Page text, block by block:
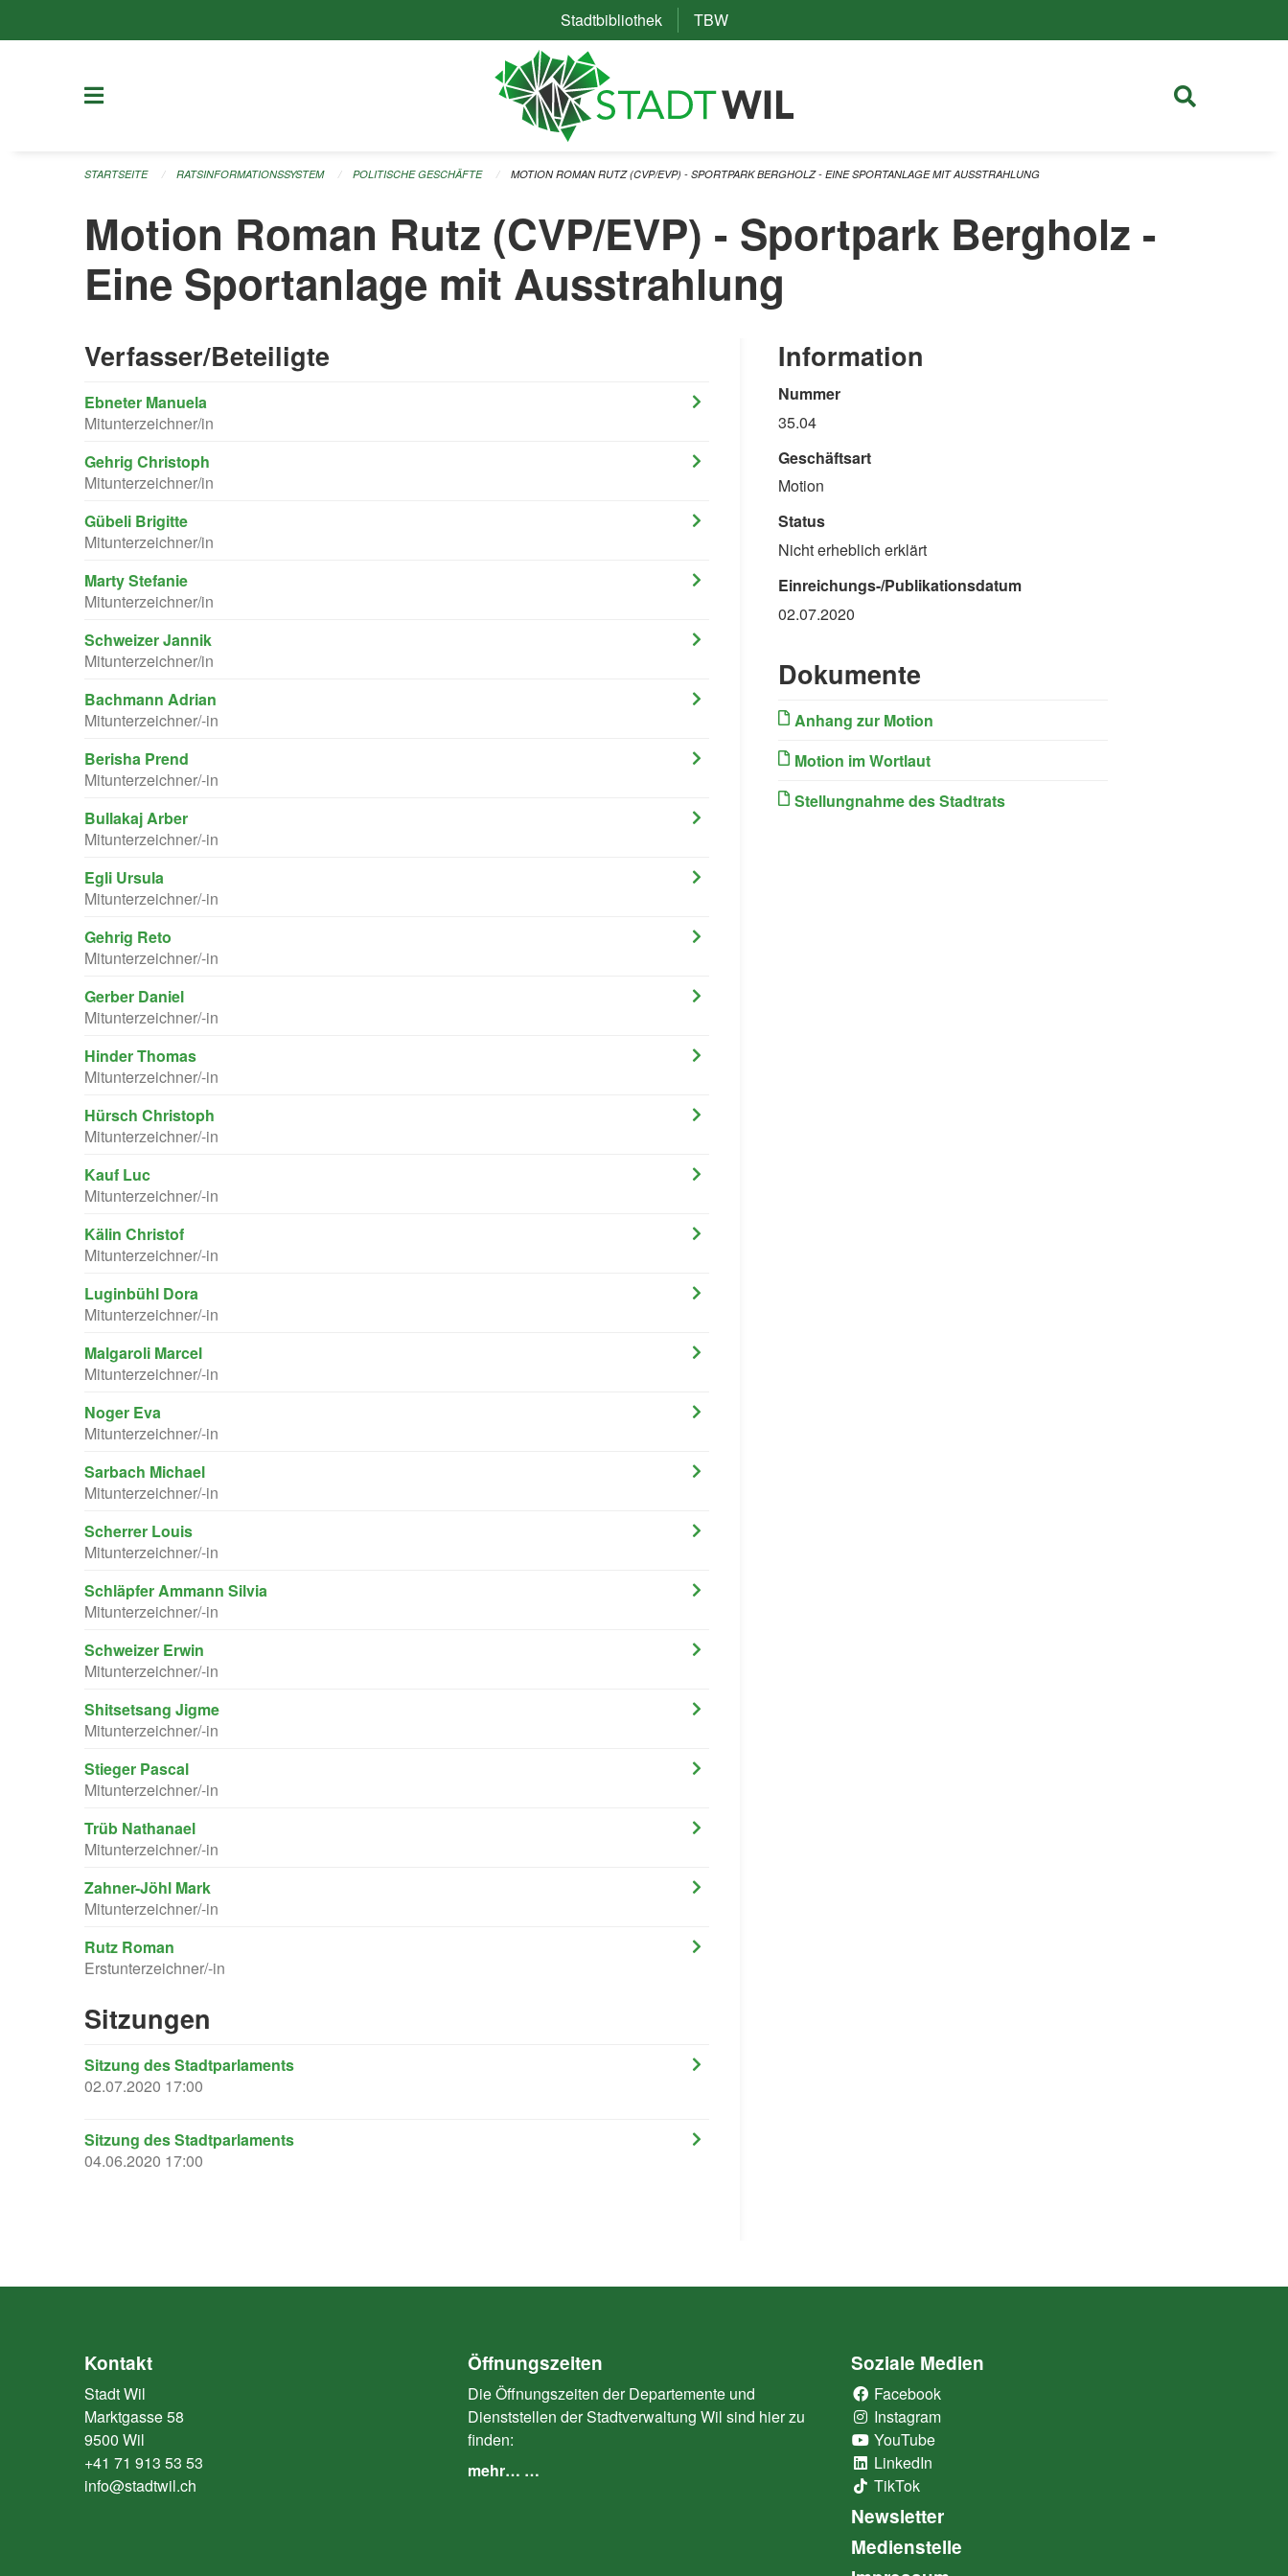
Stadtbibliothek(External Link)
TBW(External Link)
STARTSEITE RATSINFORMATIONSSYSTEM POLITISCHE GESCHÄFTE MOTION ROMAN RUTZ (CVP/EVP) - SPORTPARK BERGHOLZ - EINE SPORTANLAGE MIT AUSSTRAHLUNG
Motion Roman Rutz (CVP/EVP) - Sportpark Bergholz -
Eine Sportanlage mit Ausstrahlung
Verfasser/Beteiligte
Ebneter Manuela
Mitunterzeichner/in
Gehrig Christoph
Mitunterzeichner/in
Gübeli Brigitte
Mitunterzeichner/in
Marty Stefanie
Mitunterzeichner/in
Schweizer Jannik
Mitunterzeichner/in
Bachmann Adrian
Mitunterzeichner/-in
Berisha Prend
Mitunterzeichner/-in
Bullakaj Arber
Mitunterzeichner/-in
Egli Ursula
Mitunterzeichner/-in
Gehrig Reto
Mitunterzeichner/-in
Gerber Daniel
Mitunterzeichner/-in
Hinder Thomas
Mitunterzeichner/-in
Hürsch Christoph
Mitunterzeichner/-in
Kauf Luc
Mitunterzeichner/-in
Kälin Christof
Mitunterzeichner/-in
Luginbühl Dora
Mitunterzeichner/-in
Malgaroli Marcel
Mitunterzeichner/-in
Noger Eva
Mitunterzeichner/-in
Sarbach Michael
Mitunterzeichner/-in
Scherrer Louis
Mitunterzeichner/-in
Schläpfer Ammann Silvia
Mitunterzeichner/-in
Schweizer Erwin
Mitunterzeichner/-in
Shitsetsang Jigme
Mitunterzeichner/-in
Stieger Pascal
Mitunterzeichner/-in
Trüb Nathanael
Mitunterzeichner/-in
Zahner-Jöhl Mark
Mitunterzeichner/-in
Rutz Roman
Erstunterzeichner/-in
Sitzungen
Sitzung des Stadtparlaments
02.07.2020 17:00
Sitzung des Stadtparlaments
04.06.2020 17:00
Information
Nummer
35.04
Geschäftsart
Motion
Status
Nicht erheblich erklärt
Einreichungs-/Publikationsdatum
02.07.2020
Dokumente
Anhang zur Motion
Motion im Wortlaut
Stellungnahme des Stadtrats
Kontakt
Stadt Wil
Marktgasse 58
9500 Wil
+41 71 913 53 53
info@stadtwil.ch
Öffnungszeiten
Die Öffnungszeiten der Departemente und
Dienststellen der Stadtverwaltung Wil sind hier zu
finden:
mehr… …
Soziale Medien
Facebook
Instagram
YouTube
LinkedIn
TikTok
Newsletter
Medienstelle